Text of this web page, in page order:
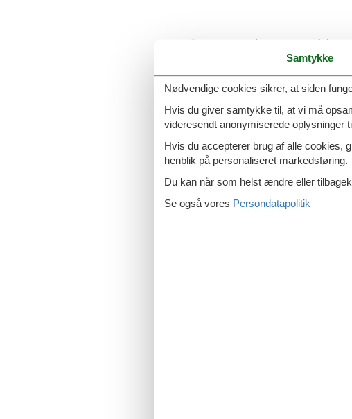
Sommerhus med
Sommerhus til 10
Sommerhus til 12
Samtykke
Nødvendige cookies sikrer, at siden
Hvis du giver samtykke til, at vi må
videresendt anonymiserede oplysninger
Hvis du accepterer brug af alle cookies,
henblik på personaliseret markedsføring.
Du kan når som helst ændre eller
Se også vores Persondatapolitik